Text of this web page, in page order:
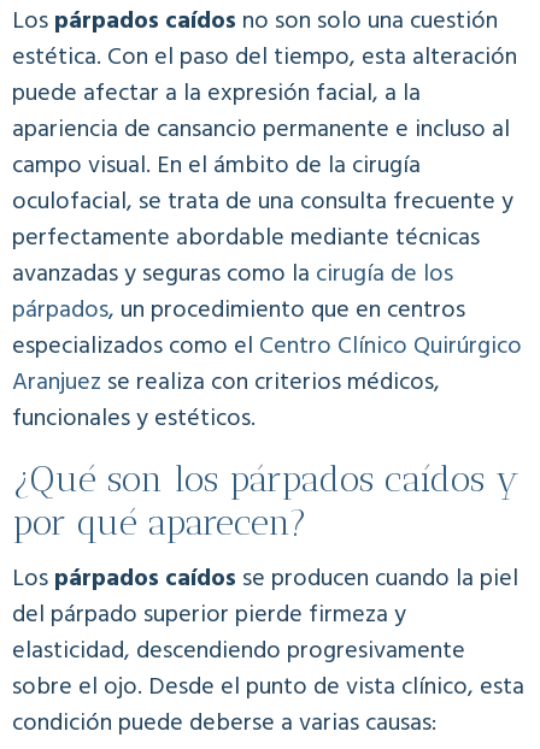
Lospárpados caídosno son solo una cuestión
estética. Con el paso del tiempo, esta alteración
puede afectar a la expresión facial, a la
apariencia de cansancio permanente e incluso al
campo visual. En el ámbito de la cirugía
oculofacial, se trata de una consulta frecuente y
perfectamente abordable mediante técnicas
avanzadas y seguras como lacirugía de los
párpados, un procedimiento que en centros
especializados como elCentro Clínico Quirúrgico
Aranjuezse realiza con criterios médicos,
funcionales y estéticos.
¿Qué son los párpados caídos y
por qué aparecen?
Lospárpados caídosse producen cuando la piel
del párpado superior pierde firmeza y
elasticidad, descendiendo progresivamente
sobre el ojo. Desde el punto de vista clínico, esta
condición puede deberse a varias causas: